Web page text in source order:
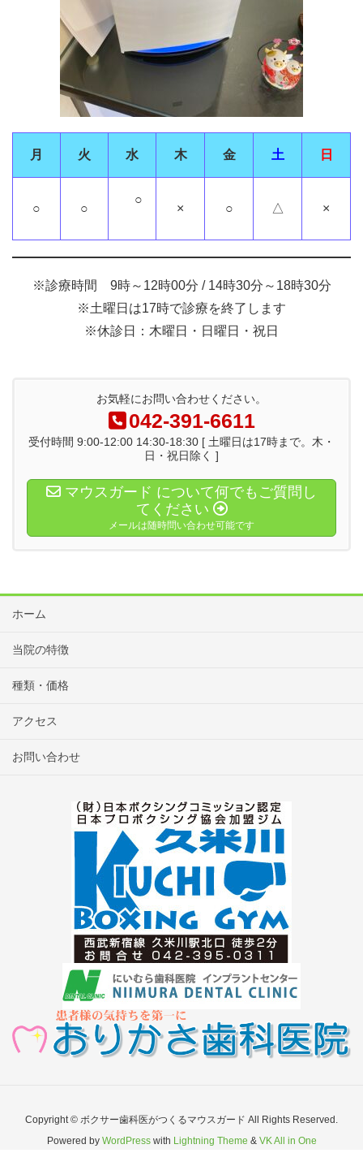
月 火 水 木 金 土 日
○ ○
○
× ○ △ ×
※診療時間 9時～12時00分 / 14時30分～18時30分
※土曜日は17時で診療を終了します
※休診日：木曜日・日曜日・祝日
お気軽にお問い合わせください。
042-391-6611
受付時間 9:00-12:00 14:30-18:30 [ 土曜日は17時まで。木・
日・祝日除く ]
マウスガード について何でもご質問し
てください
メールは随時問い合わせ可能です
ホーム
当院の特徴
種類・価格
アクセス
お問い合わせ
Copyright © ボクサー歯科医がつくるマウスガード All Rights Reserved.
Powered by WordPresswith Lightning Theme & VK All in One